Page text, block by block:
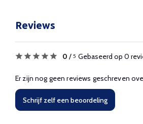
Reviews
0 / 5 Gebaseerd op 0
Er zijn nog geen reviews geschreven
Schrijf zelf een beoordeling